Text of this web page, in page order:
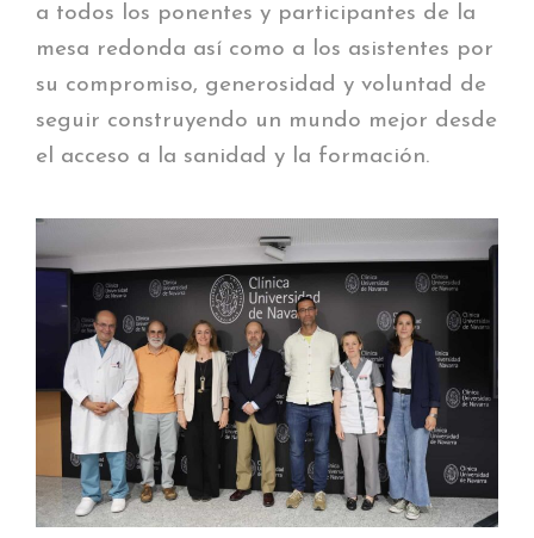
a todos los ponentes y participantes de la
mesa redonda así como a los asistentes por
su compromiso, generosidad y voluntad de
seguir construyendo un mundo mejor desde
el acceso a la sanidad y la formación.